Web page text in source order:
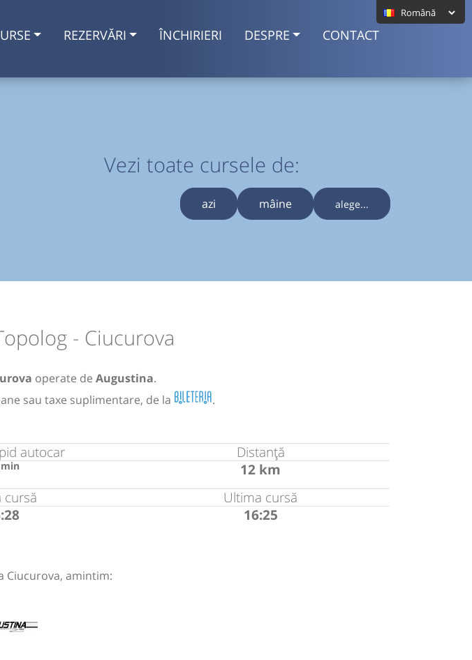
REZERVĂRI ÎNCHIRIERI DESPRE CONTACT
Vezi toate cursele de:
azi mâine alege...
- Ciucurova
operate de Augustina.
sau taxe suplimentare, de la .
autocar
min
Distanță
12 km
cursă
Ultima cursă
16:25
Ciucurova, amintim: